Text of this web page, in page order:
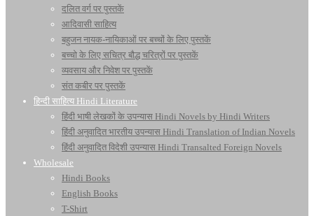
दलित वर्ग पर पुस्तकें
आदिवासी साहित्य
बहुजन नायक-नायिकाओं पर बच्चों के लिए पुस्तकें
बच्चो के लिए सचित्र बौद्ध चरित्रों पर पुस्तकें
व्यवसाय और निवेश पर पुस्तकें
संत कबीर पर पुस्तकें
हिन्दी साहित्य Hindi Literature
हिंदी भाषी लेखकों के उपन्यास Hindi Novels by Hindi Writers
हिंदी अनुवादित भारतीय उपन्यास Hindi Translation of Indian Novels
हिंदी अनुवादित विदेशी उपन्यास Hindi Transalted Foreign Novels
Wholesale
Hindi Books
English Books
T-Shirt